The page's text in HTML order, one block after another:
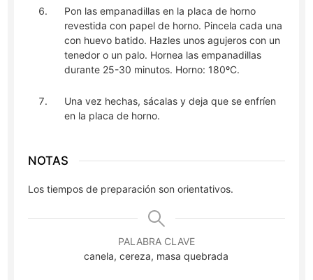
Pon las empanadillas en la placa de horno
revestida con papel de horno. Pincela cada una
con huevo batido. Hazles unos agujeros con un
tenedor o un palo. Hornea las empanadillas
durante 25-30 minutos. Horno: 180ºC.
Una vez hechas, sácalas y deja que se enfríen
en la placa de horno.
NOTAS
Los tiempos de preparación son orientativos.
PALABRA CLAVE
canela, cereza, masa quebrada